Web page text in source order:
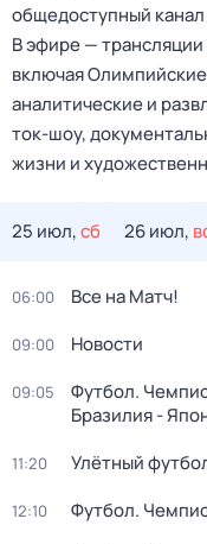
общедоступный
В эфире —
включая
аналитические и
ток-шоу,
жизни и
25 июл,сб 26 июл,
06:00 Все на Матч!
09:00 Новости
09:05
Футбол.
Бразилия -
11:20 Улётный
12:10 Футбол.